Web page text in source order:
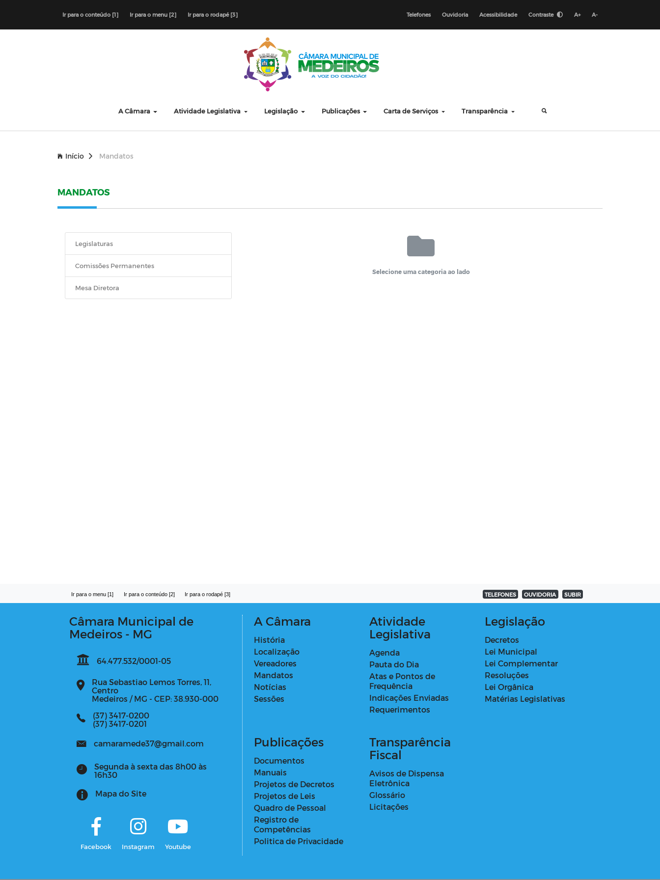
Ir para o conteúdo [1] Ir para o menu [2] Ir para o rodapé [3] Telefones Ouvidoria Acessibilidade Contraste A+ A-
A Câmara Atividade Legislativa Legislação Publicações Carta de Serviços Transparência
Início Mandatos
MANDATOS
Legislaturas
Comissões Permanentes
Mesa Diretora
Selecione uma categoria ao lado
Ir para o menu [1] Ir para o conteúdo [2] Ir para o rodapé [3] TELEFONES OUVIDORIA SUBIR
Câmara Municipal de
Medeiros - MG
64.477.532/0001-05
Rua Sebastiao Lemos Torres, 11,
Centro
Medeiros / MG - CEP: 38.930-000
(37) 3417-0200
(37) 3417-0201
camaramede37@gmail.com
Segunda à sexta das 8h00 às
16h30
Mapa do Site
Facebook Instagram Youtube
A Câmara
História
Localização
Vereadores
Mandatos
Notícias
Sessões
Atividade
Legislativa
Agenda
Pauta do Dia
Atas e Pontos de
Frequência
Indicações Enviadas
Requerimentos
Legislação
Decretos
Lei Municipal
Lei Complementar
Resoluções
Lei Orgânica
Matérias Legislativas
Publicações
Documentos
Manuais
Projetos de Decretos
Projetos de Leis
Quadro de Pessoal
Registro de
Competências
Politica de Privacidade
Transparência
Fiscal
Avisos de Dispensa
Eletrônica
Glossário
Licitações